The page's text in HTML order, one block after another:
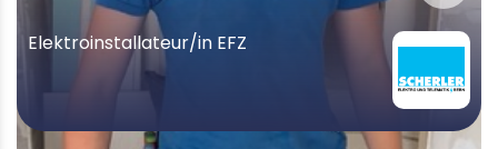
Elektroinstallateur/in EFZ